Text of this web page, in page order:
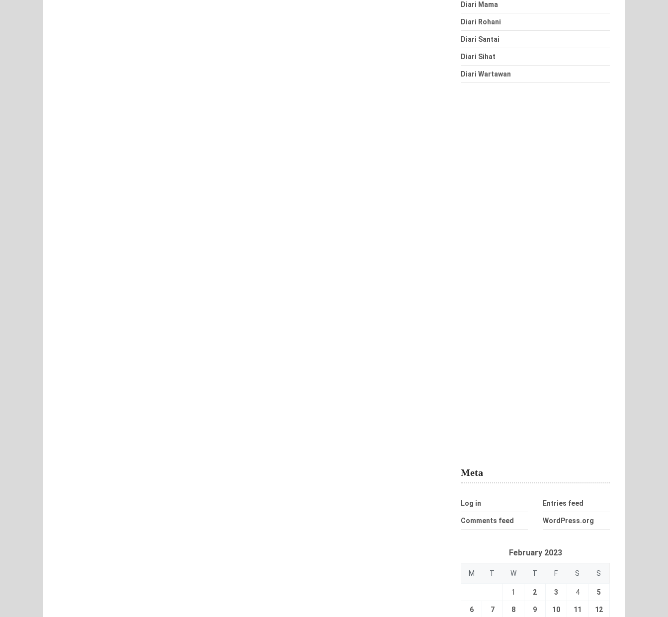
Diari Mama
Diari Rohani
Diari Santai
Diari Sihat
Diari Wartawan
Meta
Log in Entries feed
Comments feed WordPress.org
February 2023
M T W T F S S
1 2 3 4 5
6 7 8 9 10 11 12